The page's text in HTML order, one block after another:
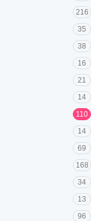
216
35
38
16
21
14
110
14
69
168
34
13
96